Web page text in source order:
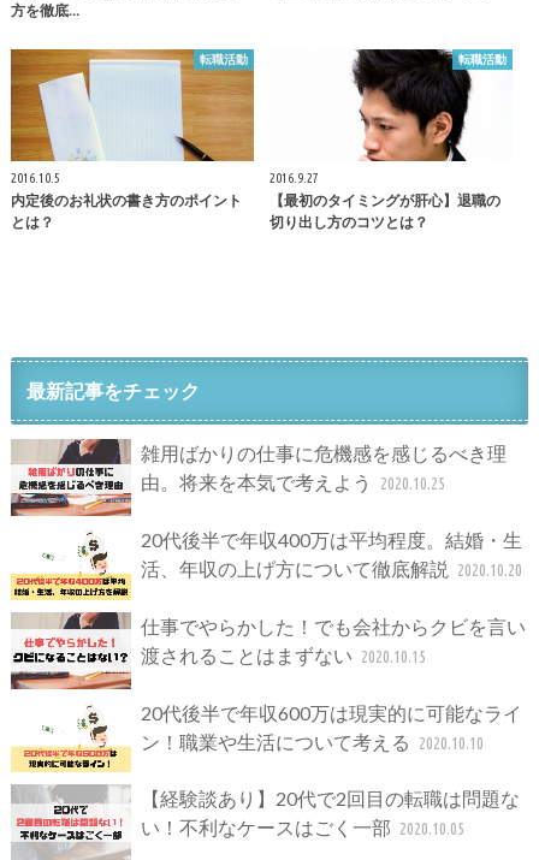
方を徹底…
転職活動
2016.10.5
内定後のお礼状の書き方のポイント
とは？
転職活動
2016.9.27
【最初のタイミングが肝心】退職の
切り出し方のコツとは？
最新記事をチェック
雑用ばかりの仕事に危機感を感じるべき理
由。将来を本気で考えよう
2020.10.25
20代後半で年収400万は平均程度。結婚・生
活、年収の上げ方について徹底解説
2020.10.20
仕事でやらかした！でも会社からクビを言い
渡されることはまずない 2020.10.15
20代後半で年収600万は現実的に可能なライ
ン！職業や生活について考える
2020.10.10
【経験談あり】20代で2回目の転職は問題な
い！不利なケースはごく一部 2020.10.05